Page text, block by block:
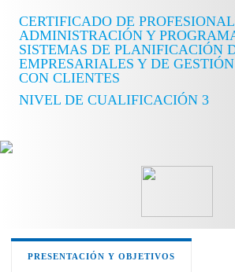
CERTIFICADO DE
ADMINISTRACIÓN Y
SISTEMAS DE PLANIFICACIÓN
EMPRESARIALES Y DE
CON CLIENTES
NIVEL DE CUALIFICACIÓN 3
PRESENTACIÓN Y OBJETIVOS